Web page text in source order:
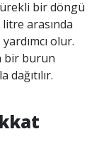
bir döngü
arasında
olur.
bir burun
dağıtılır.